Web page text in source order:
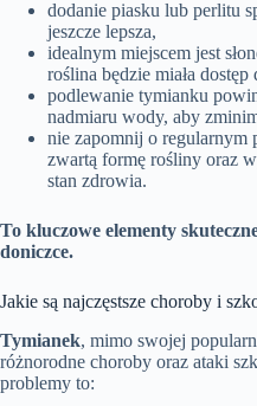
dodanie piasku lub perlitu
jeszcze lepsza,
idealnym miejscem jest
roślina będzie miała
podlewanie tymianku
nadmiaru wody, aby
nie zapomnij o regularnym
zwartą formę rośliny oraz
stan zdrowia.
To kluczowe elementy
doniczce.
Jakie są najczęstsze choroby i
Tymianek, mimo swojej
różnorodne choroby oraz ataki
problemy to: